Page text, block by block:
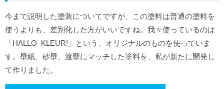
今まで説明した塗装についてですが、この塗料は普通の塗料を
使うよりも、差別化した方がいいですね。我々使っているのは
「HALLO KLEUR!」という、オリジナルのものを使っていま
す。壁紙、砂壁、渡壁にマッチした塗料を、私が新たに開発し
て作りました。